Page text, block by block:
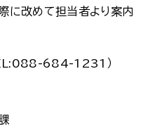
に改めて担当者より案内
684-1231）